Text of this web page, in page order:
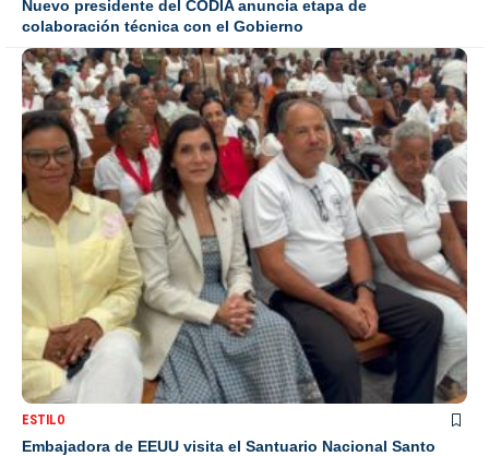
Nuevo presidente del CODIA anuncia etapa de
colaboración técnica con el Gobierno
ESTILO
Embajadora de EEUU visita el Santuario Nacional Santo